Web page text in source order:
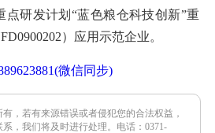
点研发计划“蓝色粮仓科技创新”重
）应用示范企业。
微信同步)
有，若有来源错误或者侵犯您的合法权益，
，我们将及时进行处理。电话：0371-